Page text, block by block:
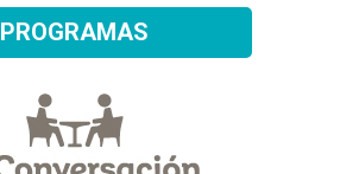
PROGRAMAS